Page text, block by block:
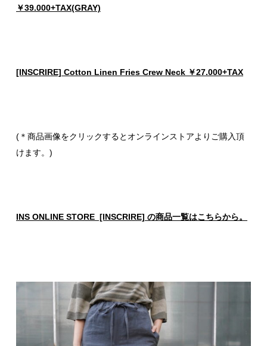
￥39.000+TAX(GRAY)
[INSCRIRE] Cotton Linen Fries Crew Neck ￥27.000+TAX
(＊商品画像をクリックするとオンラインストアよりご購入頂
けます。)
INS ONLINE STORE [INSCRIRE] の商品一覧はこちらから。